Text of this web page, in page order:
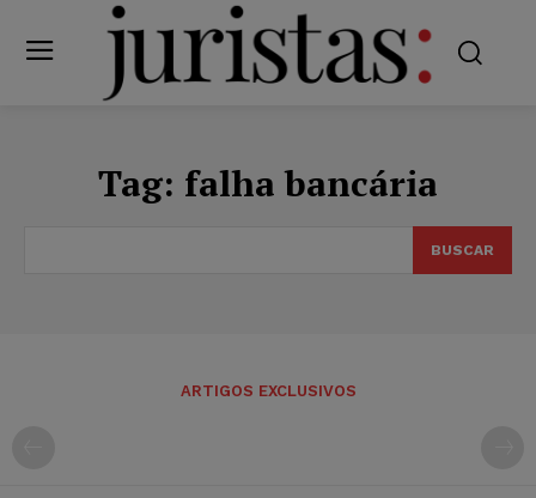
Tag: falha bancária
BUSCAR
ARTIGOS EXCLUSIVOS